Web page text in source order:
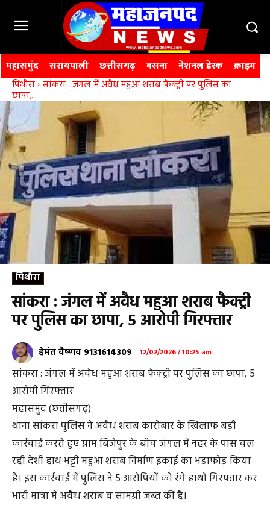
महासमुंद सरायपाली छत्तीसगढ़ बसना नेशनल डेस्क क्राइम
पिथौरा सांकरा : जंगल में अवैध महुआ शराब फैक्ट्री पर पुलिस का
छापा,...
पिथौरा
सांकरा : जंगल में अवैध महुआ शराब फैक्ट्री
पर पुलिस का छापा, 5 आरोपी गिरफ्तार
हेमंत वैष्णव 9131614309 12/02/2026 / 10:25 am
सांकरा : जंगल में अवैध महुआ शराब फैक्ट्री पर पुलिस का छापा, 5
आरोपी गिरफ्तार
महासमुंद (छत्तीसगढ़)
थाना सांकरा पुलिस ने अवैध शराब कारोबार के खिलाफ बड़ी
कार्रवाई करते हुए ग्राम बिजेपुर के बीच जंगल में नहर के पास चल
रही देशी हाथ भट्टी महुआ शराब निर्माण इकाई का भंडाफोड़ किया
है। इस कार्रवाई में पुलिस ने 5 आरोपियों को रंगे हाथों गिरफ्तार कर
भारी मात्रा में अवैध शराब व सामग्री जब्त की है।